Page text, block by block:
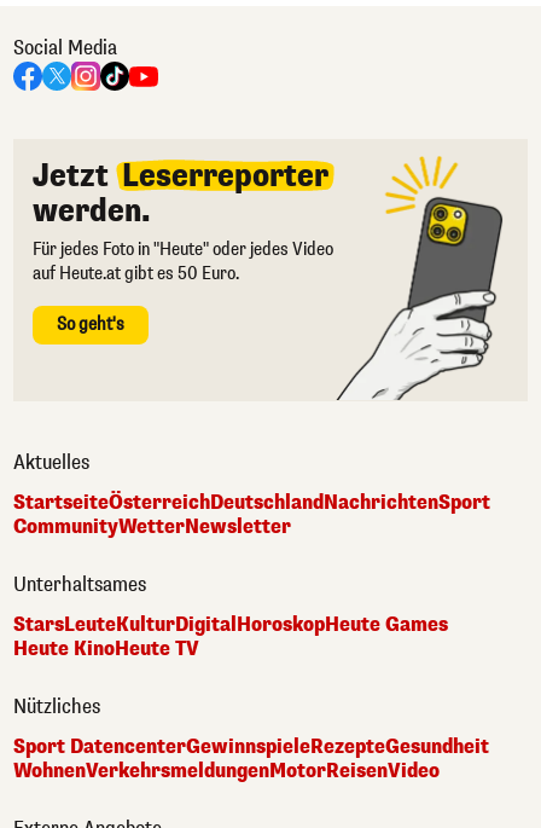
Social Media
Jetzt Leserreporter
werden.
Für jedes Foto in "Heute" oder jedes Video
auf Heute.at gibt es 50 Euro.
So geht's
Aktuelles
StartseiteÖsterreichDeutschlandNachrichtenSport
CommunityWetterNewsletter
Unterhaltsames
StarsLeuteKulturDigital HoroskopHeute Games
Heute KinoHeute TV
Nützliches
Sport DatencenterGewinnspieleRezepteGesundheit
WohnenVerkehrsmeldungenMotorReisenVideo